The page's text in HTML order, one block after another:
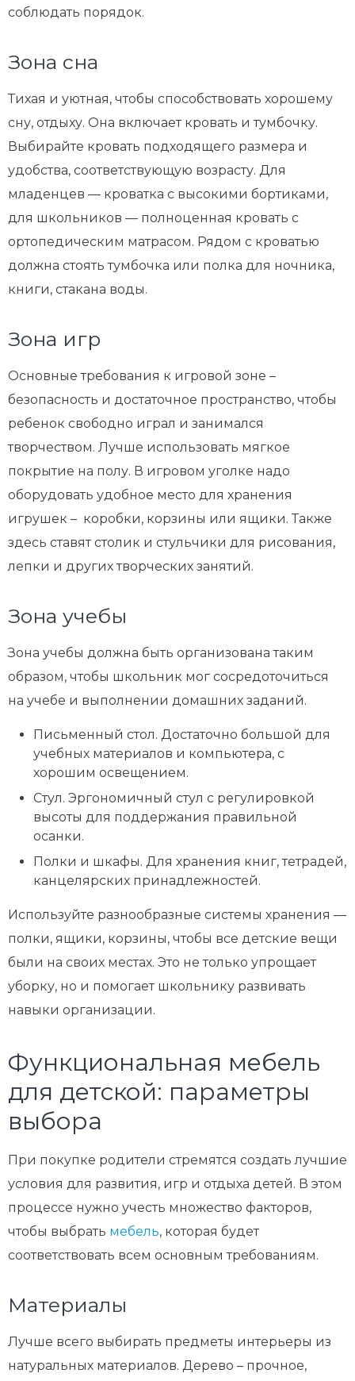
соблюдать порядок.
Зона сна
Тихая и уютная, чтобы способствовать хорошему
сну, отдыху. Она включает кровать и тумбочку.
Выбирайте кровать подходящего размера и
удобства, соответствующую возрасту. Для
младенцев — кроватка с высокими бортиками,
для школьников — полноценная кровать с
ортопедическим матрасом. Рядом с кроватью
должна стоять тумбочка или полка для ночника,
книги, стакана воды.
Зона игр
Основные требования к игровой зоне –
безопасность и достаточное пространство, чтобы
ребенок свободно играл и занимался
творчеством. Лучше использовать мягкое
покрытие на полу. В игровом уголке надо
оборудовать удобное место для хранения
игрушек – коробки, корзины или ящики. Также
здесь ставят столик и стульчики для рисования,
лепки и других творческих занятий.
Зона учебы
Зона учебы должна быть организована таким
образом, чтобы школьник мог сосредоточиться
на учебе и выполнении домашних заданий.
Письменный стол. Достаточно большой для
учебных материалов и компьютера, с
хорошим освещением.
Стул. Эргономичный стул с регулировкой
высоты для поддержания правильной
осанки.
Полки и шкафы. Для хранения книг, тетрадей,
канцелярских принадлежностей.
Используйте разнообразные системы хранения —
полки, ящики, корзины, чтобы все детские вещи
были на своих местах. Это не только упрощает
уборку, но и помогает школьнику развивать
навыки организации.
Функциональная мебель
для детской: параметры
выбора
При покупке родители стремятся создать лучшие
условия для развития, игр и отдыха детей. В этом
процессе нужно учесть множество факторов,
чтобы выбрать мебель, которая будет
соответствовать всем основным требованиям.
Материалы
Лучше всего выбирать предметы интерьеры из
натуральных материалов. Дерево – прочное,